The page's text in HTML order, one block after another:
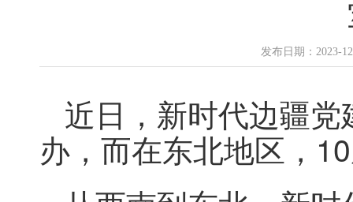
发布日期：2023-
近日，新时代边疆
办，而在东北地区，